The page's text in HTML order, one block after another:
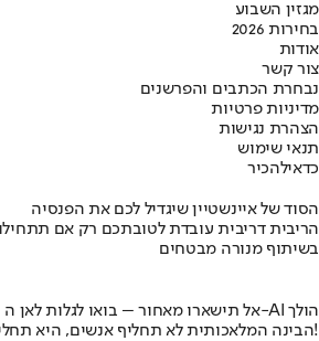
מגזין השבוע
בחירות 2026
אודות
צור קשר
נבחרת הכתבים והפרשנים
מדיניות פרטיות
הצהרת נגישות
תנאי שימוש
כדאילהכיר
הסוד של איינשטיין שיגדיל לכם את הפנסיה
הריבית דריבית עובדת לטובתכם רק אם
בשיתוף מנורה מבטחים
אל תישארו מאחור – בואו לגלות לאן ה-AI הולך
הבינה המלאכותית לא תחליף אנשים, היא תחליף את מי שלא משתמש בה!